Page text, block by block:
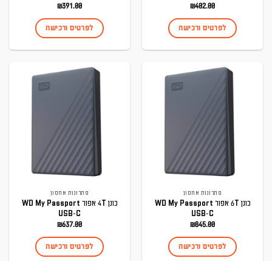
₪402.00
לפרטים ורכישה
₪391.00
לפרטים ורכישה
פתרונות אחסון
כונן 6T אפור WD My Passport
USB-C
₪845.00
לפרטים ורכישה
פתרונות אחסון
כונן 4T אפור WD My Passport
USB-C
₪637.00
לפרטים ורכישה